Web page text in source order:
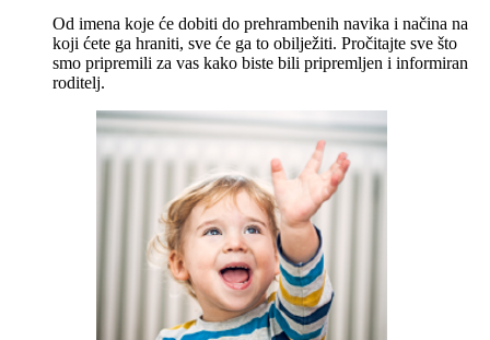
Od imena koje će dobiti do prehrambenih navika i načina na
koji ćete ga hraniti, sve će ga to obilježiti. Pročitajte sve što
smo pripremili za vas kako biste bili pripremljen i informiran
roditelj.